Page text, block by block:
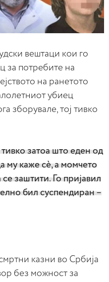
вештаци кои го
за потребите на
на ранетото
убиец
зборувале, тој тивко
затоа што еден од
му каже сè, а момчето
заштити. Го пријавил
бил суспендиран –
казни во Србија
без можност за